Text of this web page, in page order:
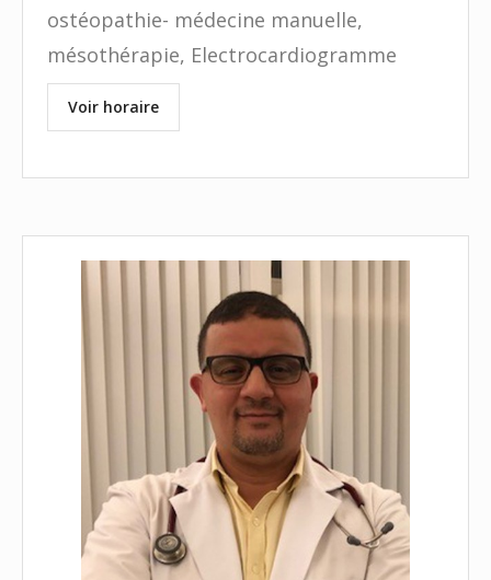
ostéopathie- médecine manuelle,
mésothérapie, Electrocardiogramme
Voir horaire